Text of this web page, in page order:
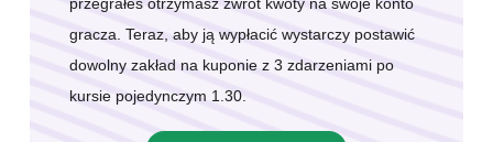
gracza. Teraz, aby ją wypłacić wystarczy postawić
dowolny zakład na kuponie z 3 zdarzeniami po
kursie pojedynczym 1.30.